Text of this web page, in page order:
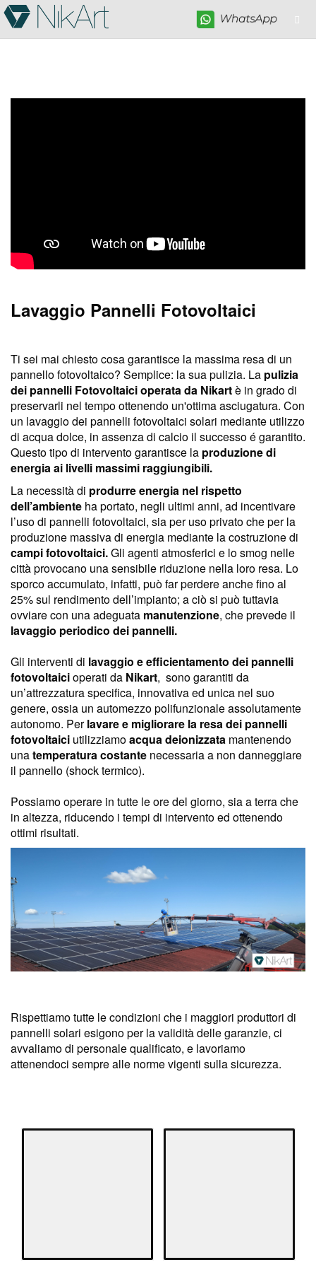
Lavaggio Pannelli Fotovoltaici
Ti sei mai chiesto cosa garantisce la massima resa di un
pannello fotovoltaico? Semplice: la sua pulizia. La pulizia
dei pannelli Fotovoltaici operata da Nikartè in grado di
preservarli nel tempo ottenendo un'ottima asciugatura. Con
un lavaggio dei pannelli fotovoltaici solari mediante utilizzo
di acqua dolce, in assenza di calcio il successo é garantito.
Questo tipo di intervento garantisce la produzione di
energia ai livelli massimi raggiungibili.
La necessità di produrre energia nel rispetto
dell’ambiente ha portato, negli ultimi anni, ad incentivare
l’uso di pannelli fotovoltaici, sia per uso privato che per la
produzione massiva di energia mediante la costruzione di
campi fotovoltaici.Gli agenti atmosferici e lo smog nelle
città provocano una sensibile riduzione nella loro resa. Lo
sporco accumulato, infatti, può far perdere anche fino al
25% sul rendimento dell’impianto; a ciò si può tuttavia
ovviare con una adeguata manutenzione, che prevede il
lavaggio periodico dei pannelli.
Gli interventi di lavaggio e efficientamento dei pannelli
fotovoltaicioperati da Nikart, sono garantiti da
un’attrezzatura specifica, innovativa ed unica nel suo
genere, ossia un automezzo polifunzionale assolutamente
autonomo. Perlavare e migliorare la resa dei pannelli
fotovoltaici utilizziamoacqua deionizzata mantenendo
unatemperatura costante necessaria a non danneggiare
il pannello (shock termico).
Possiamo operare in tutte le ore del giorno, sia a terra che
in altezza, riducendo i tempi di intervento ed ottenendo
ottimi risultati.
Rispettiamo tutte le condizioni che i maggiori produttori di
pannelli solari esigono per la validità delle garanzie, ci
avvaliamo di personale qualificato, e lavoriamo
attenendoci sempre alle norme vigenti sulla sicurezza.